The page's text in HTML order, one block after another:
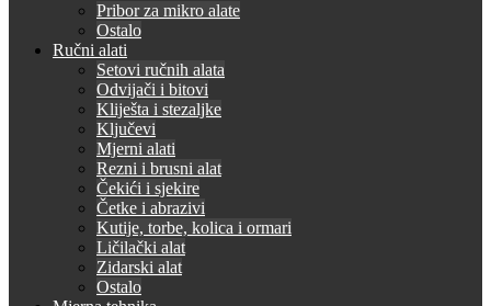
Pribor za mikro alate
Ostalo
Ručni alati
Setovi ručnih alata
Odvijači i bitovi
Kliješta i stezaljke
Ključevi
Mjerni alati
Rezni i brusni alat
Čekići i sjekire
Četke i abrazivi
Kutije, torbe, kolica i ormari
Ličilački alat
Zidarski alat
Ostalo